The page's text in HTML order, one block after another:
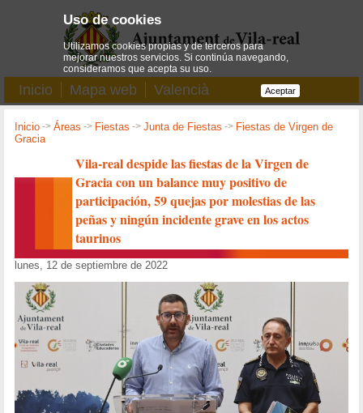
Inicio Mapa web Valencià
Inicio ->Áreas -> Fiestas ->Junta de Fiestas -> Fiestas de Virgen de
Gracia
Vila-real despide las fiestas de la Virgen de
Gracia con un balance muy positivo de
participación, 59 quejas por molestias de las
peñas y ningún incidente grave en los actos
taurinos
lunes, 12 de septiembre de 2022
Uso de cookies
Utilizamos cookies propias y de terceros para
mejorar nuestros servicios. Si continúa navegando,
consideramos que acepta su uso.
Aceptar